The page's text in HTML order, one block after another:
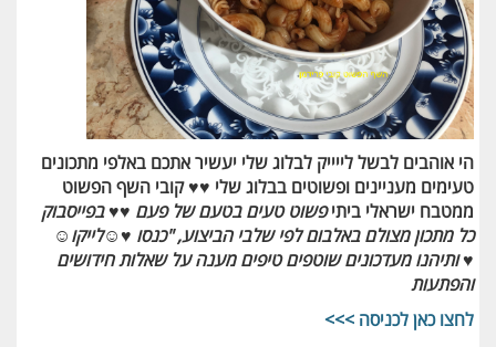
הי אוהבים לבשל לייייק לבלוג שלי יעשיר אתכם באלפי מתכונים
טעימים מעניינים ופשוטים בבלוג שלי ♥♥ קובי השף הפשוט
ממטבח ישראלי ביתיפשוט טעים בטעם של פעם ♥♥בפייסבוק
כל מתכון מצולם באלבום לפי שלבי הביצוע, "כנסו ♥☺לייקו☺
♥ ותיהנו מעדכונים שוטפים טיפים מענה על שאלות חידושים
והפתעות
לחצו כאן לכניסה >>>